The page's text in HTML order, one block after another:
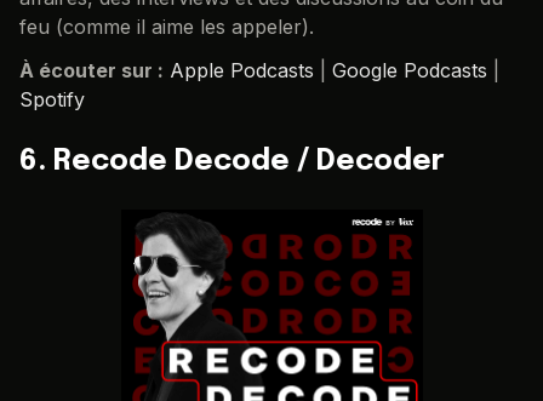
feu (comme il aime les appeler).
À écouter sur : Apple Podcasts Google Podcasts
Spotify
6. Recode Decode / Decoder